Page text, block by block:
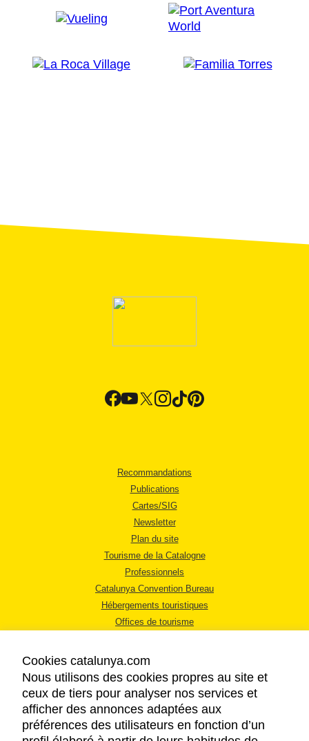
Recommandations
Publications
Cartes/SIG
Newsletter
Plan du site
Tourisme de la Catalogne
Professionnels
Catalunya Convention Bureau
Hébergements touristiques
Offices de tourisme
MENTIONS LÉGALES
RÈGLES DE CONFIDENTIALITÉ
Cookies catalunya.com
Nous utilisons des cookies propres au site et
ceux de tiers pour analyser nos services et
afficher des annonces adaptées aux
préférences des utilisateurs en fonction d’un